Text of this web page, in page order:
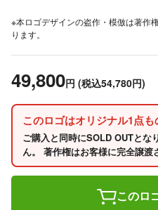
※本ロゴデザインの盗作・模倣は著作
ります。
49,800円 (税込54,780円)
このロゴはオリジナル1点も
ご購入と同時にSOLD OUTとな
ん。 著作権はお客様に完全譲渡
このロ